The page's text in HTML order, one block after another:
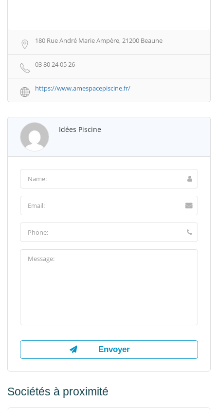
180 Rue André Marie Ampère, 21200 Beaune
03 80 24 05 26
https://www.amespacepiscine.fr/
Idées Piscine
Sociétés à proximité